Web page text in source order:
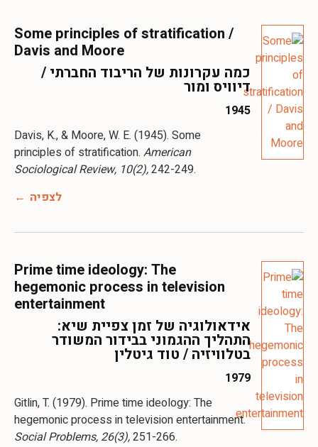
Some principles of stratification /
Davis and Moore
כמה עקרונות של הריבוד החברתי /
דיוויס ומור
1945
Davis, K., & Moore, W. E. (1945). Some
principles of stratification. American
Sociological Review, 10(2),
לצפיה
Prime time ideology: The
hegemonic process in television
entertainment
אידאולוגיה של זמן צפיית שיא:
התהליך ההגמוני בבידור המשודר
בטלוויזיה / טוד גיטלין
1979
Gitlin, T. (1979). Prime time ideology: The
hegemonic process in television entertainment.
Social Problems, 26(3),